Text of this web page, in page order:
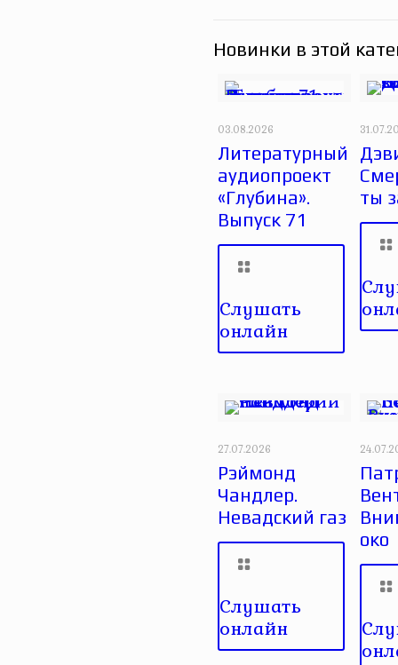
Новинки в этой
03.08.2026
Литературный
аудиопроект
«Глубина».
Выпуск 71
Слушать
онлайн
ты
27.07.2026
Рэймонд
Чандлер.
Невадский газ
Слушать
онлайн
око